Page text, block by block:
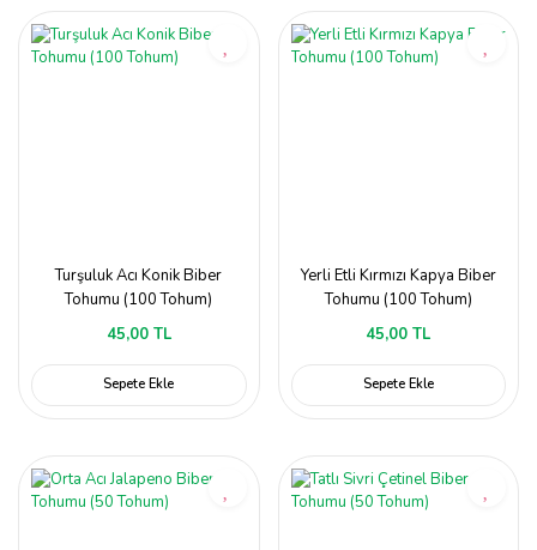
Turşuluk Acı Konik Biber
Tohumu (100 Tohum)
45,00 TL
Sepete Ekle
Yerli Etli Kırmızı Kapya Biber
Tohumu (100 Tohum)
45,00 TL
Sepete Ekle